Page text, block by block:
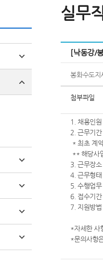
실무
[낙동강/
봉화수도지
첨부파일
1. 채용인
2. 근무기
* 최초 계
** 해당사
3. 근무장
4. 근무형
5. 수행업
6. 접수기
7. 지원방
*자세한 사
*문의사항